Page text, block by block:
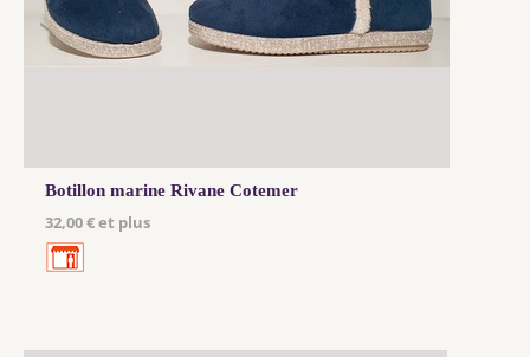
Botillon marine Rivane Cotemer
32,00 € et plus